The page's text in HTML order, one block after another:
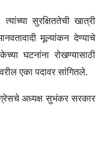
सुरक्षिततेची खात्री
मूल्यांकन देण्याचे
घटनांना रोखण्यासाठी
एका पदावर सांगितले.
अध्यक्ष सुभंकर सरकार